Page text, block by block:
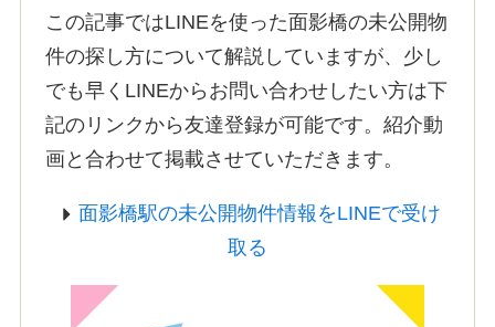
この記事ではLINEを使った面影橋の未公開物
件の探し方について解説していますが、少し
でも早くLINEからお問い合わせしたい方は下
記のリンクから友達登録が可能です。紹介動
画と合わせて掲載させていただきます。
面影橋駅の未公開物件情報をLINEで受け
取る